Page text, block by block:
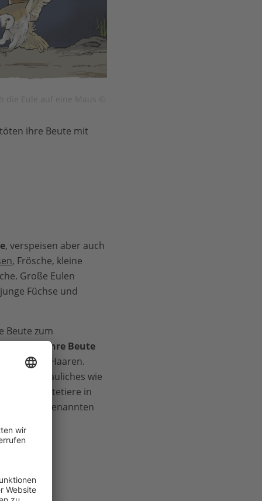
ihre Beute mit
, verspeisen aber auch
, Frösche, kleine
Große Eulen
Füchse und
Beute zum
ihre Beute
Haut und Haaren.
Unverdauliches wie
ihrer Beutetiere in
– den so genannten